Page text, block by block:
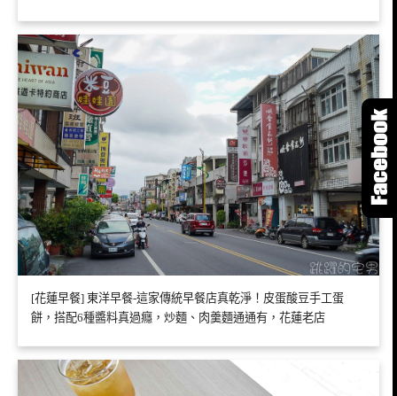
[花蓮早餐] 東洋早餐-這家傳統早餐店真乾淨！皮蛋酸豆手工蛋
餅，搭配6種醬料真過癮，炒麵、肉羹麵通通有，花蓮老店